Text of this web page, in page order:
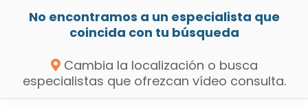
No encontramos a un especialista que
coincida con tu búsqueda
Cambia la localización o busca
especialistas que ofrezcan vídeo consulta.